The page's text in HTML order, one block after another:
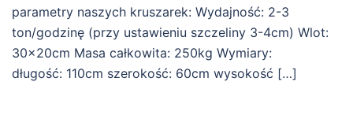
parametry naszych kruszarek: Wydajność: 2-3
ton/godzinę (przy ustawieniu szczeliny 3-4cm) Wlot:
30x20cm Masa całkowita: 250kg Wymiary:
długość: 110cm szerokość: 60cm wysokość […]